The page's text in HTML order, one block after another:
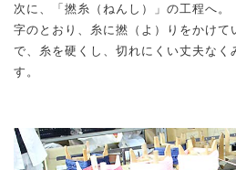
次に、「撚糸（ねんし）」の工程へ。
字のとおり、糸に撚（よ）りをかけて
で、糸を硬くし、切れにくい丈夫なく
す。